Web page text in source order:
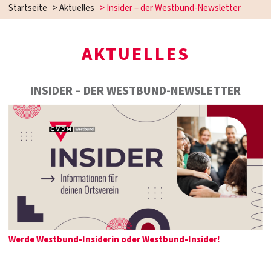
Startseite >Aktuelles >Insider – der Westbund-Newsletter
AKTUELLES
INSIDER – DER WESTBUND-NEWSLETTER
Werde Westbund-Insiderin oder Westbund-Insider!